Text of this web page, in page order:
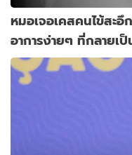
หมอเจอเคสคนไข้สะ
อาการง่ายๆ ที่กลายเป็